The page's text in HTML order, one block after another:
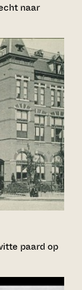
naar
paard op